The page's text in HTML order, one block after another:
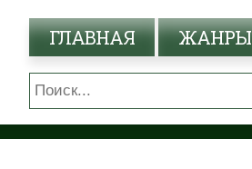
ГЛАВНАЯ ЖАНРЫ